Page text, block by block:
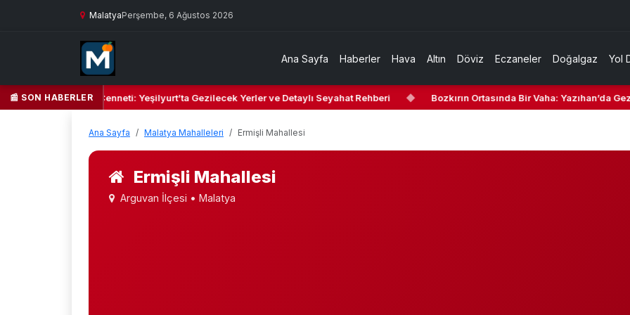
MalatyaPerşembe, 6 Ağustos 2026
Ana Sayfa Haberler Hava Altın Döviz Eczaneler Doğalgaz Yol
📰 SON HABERLER
Kalbi ve Kültür Cenneti: Yeşilyurt’ta Gezilecek Yerler ve Detaylı Seyahat Rehberi ◆ Bozkırın Ortasında Bir Vaha: Yazıhan’da
Ana Sayfa Malatya Mahalleleri Ermişli Mahallesi
Ermişli Mahallesi
Arguvan İlçesi • Malatya